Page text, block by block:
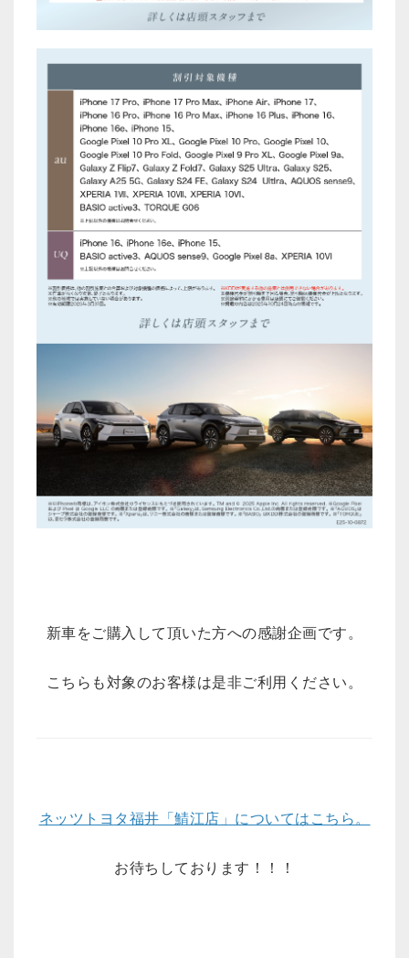
新車をご購入して頂いた方への感謝企画です。
こちらも対象のお客様は是非ご利用ください。
ネッツトヨタ福井「鯖江店」についてはこちら。
お待ちしております！！！